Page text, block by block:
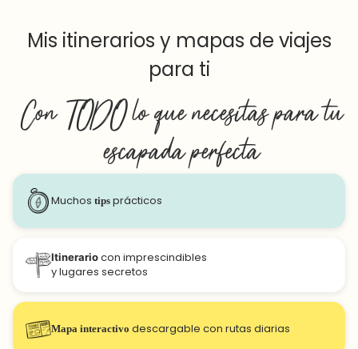
Mis itinerarios y mapas de viajes
para ti
Con TODOlo que necesitas para tu
escapada perfecta
Muchos tipsprácticos
Itinerariocon imprescindibles
y lugares secretos
Mapa interactivo descargable con rutas diarias